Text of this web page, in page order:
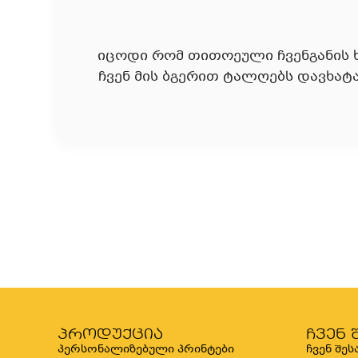
იცოდი რომ თითოეული ჩვენგანის
ჩვენ მის ბგერით ტალღებს
პროდუქცია
პერსონალიზებული პრინტები
ჩვენ
ჩვენ